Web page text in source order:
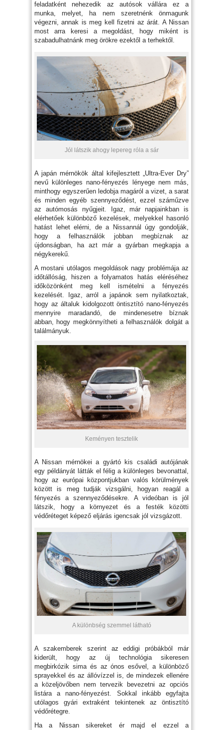
feladatként nehezedik az autósok vállára ez a
munka, melyet, ha nem szeretnénk önmagunk
végezni, annak is meg kell fizetni az árát. A Nissan
most arra keresi a megoldást, hogy miként is
szabadulhatnánk meg örökre ezektől a terhektől.
Jól látszik ahogy lepereg róla a sár
A japán mérnökök által kifejlesztett „Ultra-Ever Dry”
nevű különleges nano-fényezés lényege nem más,
minthogy egyszerűen ledobja magáról a vizet, a sarat
és minden egyéb szennyeződést, ezzel száműzve
az autómosás nyűgjeit. Igaz, már napjainkban is
elérhetőek különböző kezelések, melyekkel hasonló
hatást lehet elérni, de a Nissannál úgy gondolják,
hogy a felhasználók jobban megbíznak az
újdonságban, ha azt már a gyárban megkapja a
négykerekű.
A mostani utólagos megoldások nagy problémája az
időtállóság, hiszen a folyamatos hatás eléréséhez
időközönként meg kell ismételni a fényezés
kezelését. Igaz, arról a japánok sem nyilatkoztak,
hogy az általuk kidolgozott öntisztító nano-fényezés
mennyire maradandó, de mindenesetre bíznak
abban, hogy megkönnyítheti a felhasználók dolgát a
találmányuk.
Keményen tesztelik
A Nissan mérnökei a gyártó kis családi autójának
egy példányát látták el félig a különleges bevonattal,
hogy az európai központjukban valós körülmények
között is meg tudják vizsgálni, hogyan reagál a
fényezés a szennyeződésekre. A videóban is jól
látszik, hogy a környezet és a festék közötti
védőréteget képező eljárás igencsak jól vizsgázott.
A különbség szemmel látható
A szakemberek szerint az eddigi próbákból már
kiderült, hogy az új technológia sikeresen
megbirkózik sima és az ónos esővel, a különböző
sprayekkel és az állóvízzel is, de mindezek ellenére
a közeljövőben nem tervezik bevezetni az opciós
listára a nano-fényezést. Sokkal inkább egyfajta
utólagos gyári extraként tekintenek az öntisztító
védőrétegre.
Ha a Nissan sikereket ér majd el ezzel a